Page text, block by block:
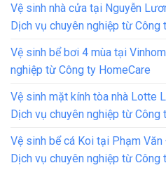
Vệ sinh nhà cửa tại Nguyễn
Dịch vụ chuyên nghiệp từ Công
Vệ sinh bể bơi 4 mùa tại
nghiệp từ Công ty HomeCare
Vệ sinh mặt kính tòa nhà Lotte
Dịch vụ chuyên nghiệp từ Công
Vệ sinh bể cá Koi tại Phạm
Dịch vụ chuyên nghiệp từ Công